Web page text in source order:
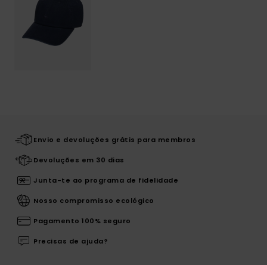
Envio e devoluções grátis para membros
Devoluções em 30 dias
Junta-te ao programa de fidelidade
Nosso compromisso ecológico
Pagamento 100% seguro
Precisas de ajuda?